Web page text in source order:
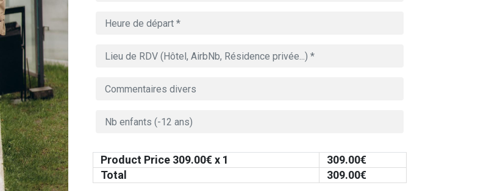
Product Price 309.00€ x 1 309.00€
Total
309.00€